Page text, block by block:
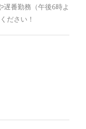
番勤務（午後6時よ
ださい！